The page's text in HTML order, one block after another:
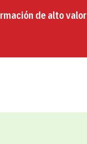
de alto valor